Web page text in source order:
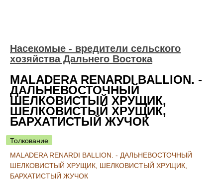
Насекомые - вредители сельского
хозяйства Дальнего Востока
MALADERA RENARDI BALLION. -
ДАЛЬНЕВОСТОЧНЫЙ
ШЕЛКОВИСТЫЙ ХРУЩИК,
ШЕЛКОВИСТЫЙ ХРУЩИК,
БАРХАТИСТЫЙ ЖУЧОК
Толкование
MALADERA RENARDI BALLION. - ДАЛЬНЕВОСТОЧНЫЙ
ШЕЛКОВИСТЫЙ ХРУЩИК, ШЕЛКОВИСТЫЙ ХРУЩИК,
БАРХАТИСТЫЙ ЖУЧОК